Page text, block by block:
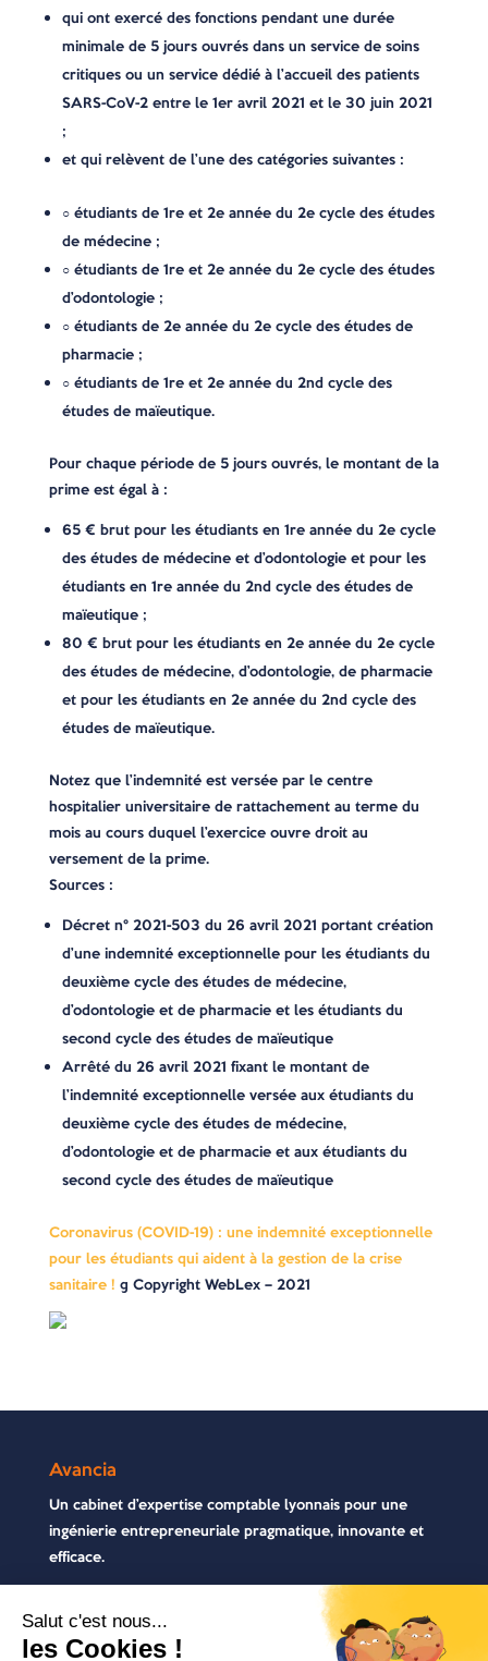
qui ont exercé des fonctions pendant une durée
minimale de 5 jours ouvrés dans un service de soins
critiques ou un service dédié à l’accueil des patients
SARS-CoV-2 entre le 1er avril 2021 et le 30 juin 2021
;
et qui relèvent de l’une des catégories suivantes :
○ étudiants de 1re et 2e année du 2e cycle des études
de médecine ;
○ étudiants de 1re et 2e année du 2e cycle des études
d’odontologie ;
○ étudiants de 2e année du 2e cycle des études de
pharmacie ;
○ étudiants de 1re et 2e année du 2nd cycle des
études de maïeutique.
Pour chaque période de 5 jours ouvrés, le montant de la
prime est égal à :
65 € brut pour les étudiants en 1re année du 2e cycle
des études de médecine et d’odontologie et pour les
étudiants en 1re année du 2nd cycle des études de
maïeutique ;
80 € brut pour les étudiants en 2e année du 2e cycle
des études de médecine, d’odontologie, de pharmacie
et pour les étudiants en 2e année du 2nd cycle des
études de maïeutique.
Notez que l’indemnité est versée par le centre
hospitalier universitaire de rattachement au terme du
mois au cours duquel l’exercice ouvre droit au
versement de la prime.
Sources :
Décret n° 2021-503 du 26 avril 2021 portant création
d’une indemnité exceptionnelle pour les étudiants du
deuxième cycle des études de médecine,
d’odontologie et de pharmacie et les étudiants du
second cycle des études de maïeutique
Arrêté du 26 avril 2021 fixant le montant de
l’indemnité exceptionnelle versée aux étudiants du
deuxième cycle des études de médecine,
d’odontologie et de pharmacie et aux étudiants du
second cycle des études de maïeutique
Coronavirus (COVID-19) : une indemnité exceptionnelle
pour les étudiants qui aident à la gestion de la crise
sanitaire ! © Copyright WebLex – 2021
Avancia
Un cabinet d’expertise comptable lyonnais pour une
ingénierie entrepreneuriale pragmatique, innovante et
efficace.
Contactez-nous